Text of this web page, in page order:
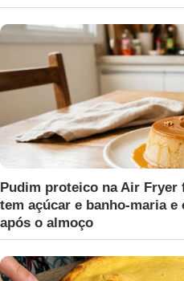
Pudim proteico na Air
tem açúcar e banho-maria e
após o almoço